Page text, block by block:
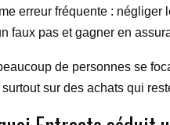
erreur fréquente : négliger
faux pas et gagner en
de personnes se
sur des achats qui